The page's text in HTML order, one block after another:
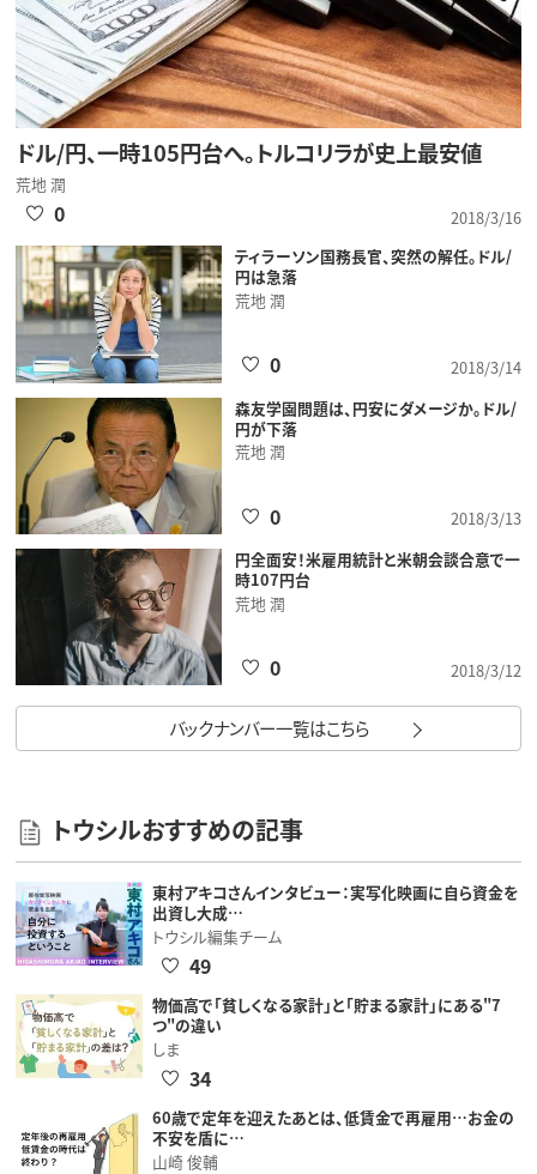
ドル/円、一時105円台へ。トルコリラが史上最安値
荒地 潤
2018/3/16
0
ティラーソン国務長官、突然の解任。ドル/
円は急落
荒地 潤
2018/3/14
0
森友学園問題は、円安にダメージか。ドル/
円が下落
荒地 潤
2018/3/13
0
円全面安！米雇用統計と米朝会談合意で一
時107円台
荒地 潤
2018/3/12
0
バックナンバー一覧はこちら
トウシルおすすめの記事
東村アキコさんインタビュー：実写化映画に自ら資金を
出資し大成…
トウシル編集チーム
49
物価高で「貧しくなる家計」と「貯まる家計」にある"7
つ"の違い
しま
34
60歳で定年を迎えたあとは、低賃金で再雇用…お金の
不安を盾に…
山崎 俊輔